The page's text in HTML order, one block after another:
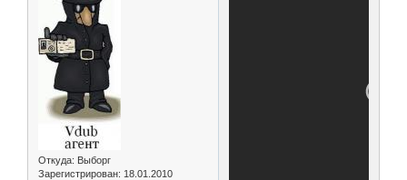
Откуда: Выборг
Зарегистрирован: 18.01.2010